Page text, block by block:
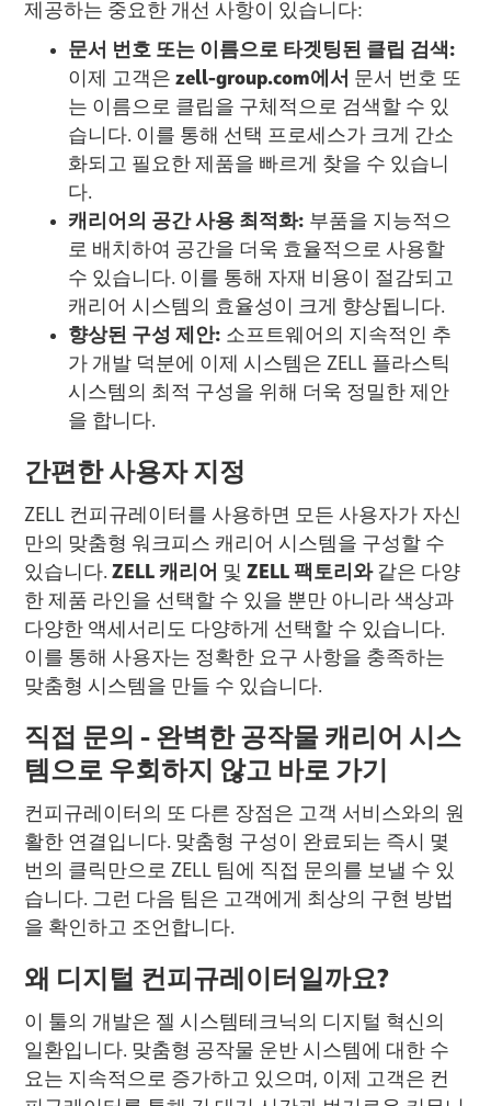
제공하는 중요한 개선 사항이 있습니다:
문서 번호 또는 이름으로 타겟팅된 클립 검색:
이제 고객은zell-group.com에서 문서 번호 또
는 이름으로 클립을 구체적으로 검색할 수 있
습니다. 이를 통해 선택 프로세스가 크게 간소
화되고 필요한 제품을 빠르게 찾을 수 있습니
다.
캐리어의 공간 사용 최적화: 부품을 지능적으
로 배치하여 공간을 더욱 효율적으로 사용할
수 있습니다. 이를 통해 자재 비용이 절감되고
캐리어 시스템의 효율성이 크게 향상됩니다.
향상된 구성 제안: 소프트웨어의 지속적인 추
가 개발 덕분에 이제 시스템은 ZELL 플라스틱
시스템의 최적 구성을 위해 더욱 정밀한 제안
을 합니다.
간편한 사용자 지정
ZELL 컨피규레이터를 사용하면 모든 사용자가 자신
만의 맞춤형 워크피스 캐리어 시스템을 구성할 수
있습니다.ZELL 캐리어 및ZELL 팩토리와같은 다양
한 제품 라인을 선택할 수 있을 뿐만 아니라 색상과
다양한 액세서리도 다양하게 선택할 수 있습니다.
이를 통해 사용자는 정확한 요구 사항을 충족하는
맞춤형 시스템을 만들 수 있습니다.
직접 문의 - 완벽한 공작물 캐리어 시스
템으로 우회하지 않고 바로 가기
컨피규레이터의 또 다른 장점은 고객 서비스와의 원
활한 연결입니다. 맞춤형 구성이 완료되는 즉시 몇
번의 클릭만으로 ZELL 팀에 직접 문의를 보낼 수 있
습니다. 그런 다음 팀은 고객에게 최상의 구현 방법
을 확인하고 조언합니다.
왜 디지털 컨피규레이터일까요?
이 툴의 개발은 젤 시스템테크닉의 디지털 혁신의
일환입니다. 맞춤형 공작물 운반 시스템에 대한 수
요는 지속적으로 증가하고 있으며, 이제 고객은 컨